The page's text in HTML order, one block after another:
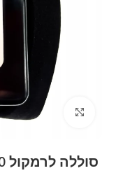
Click to enlarge
סוללה לרמקול JBL PartyBox 310